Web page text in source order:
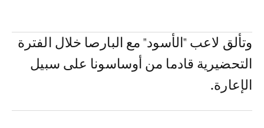
وتألق لاعب "الأسود" مع البارصا خلال الفترة
التحضيرية قادما من أوساسونا على سبيل
الإعارة.